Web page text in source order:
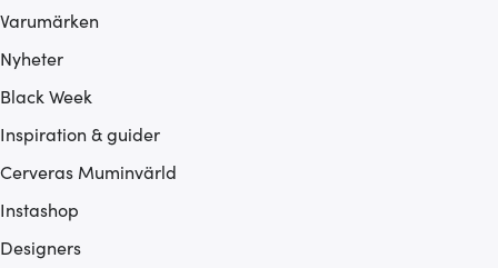
Varumärken
Nyheter
Black Week
Inspiration & guider
Cerveras Muminvärld
Instashop
Designers